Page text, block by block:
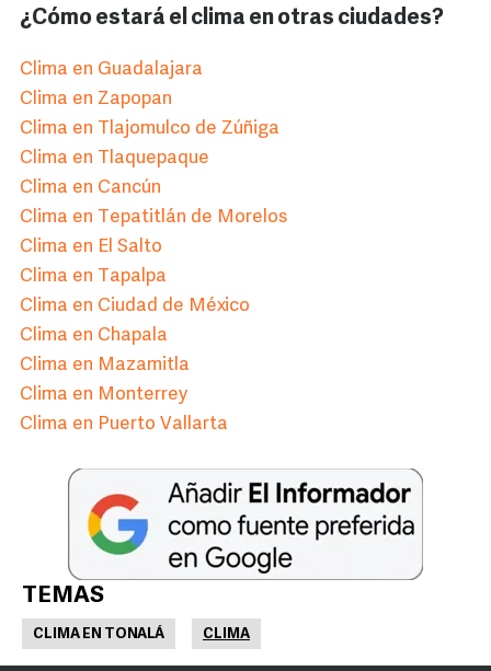
¿Cómo estará el clima en otras ciudades?
Clima en Guadalajara
Clima en Zapopan
Clima en Tlajomulco de Zúñiga
Clima en Tlaquepaque
Clima en Cancún
Clima en Tepatitlán de Morelos
Clima en El Salto
Clima en Tapalpa
Clima en Ciudad de México
Clima en Chapala
Clima en Mazamitla
Clima en Monterrey
Clima en Puerto Vallarta
TEMAS
CLIMA EN TONALÁ CLIMA